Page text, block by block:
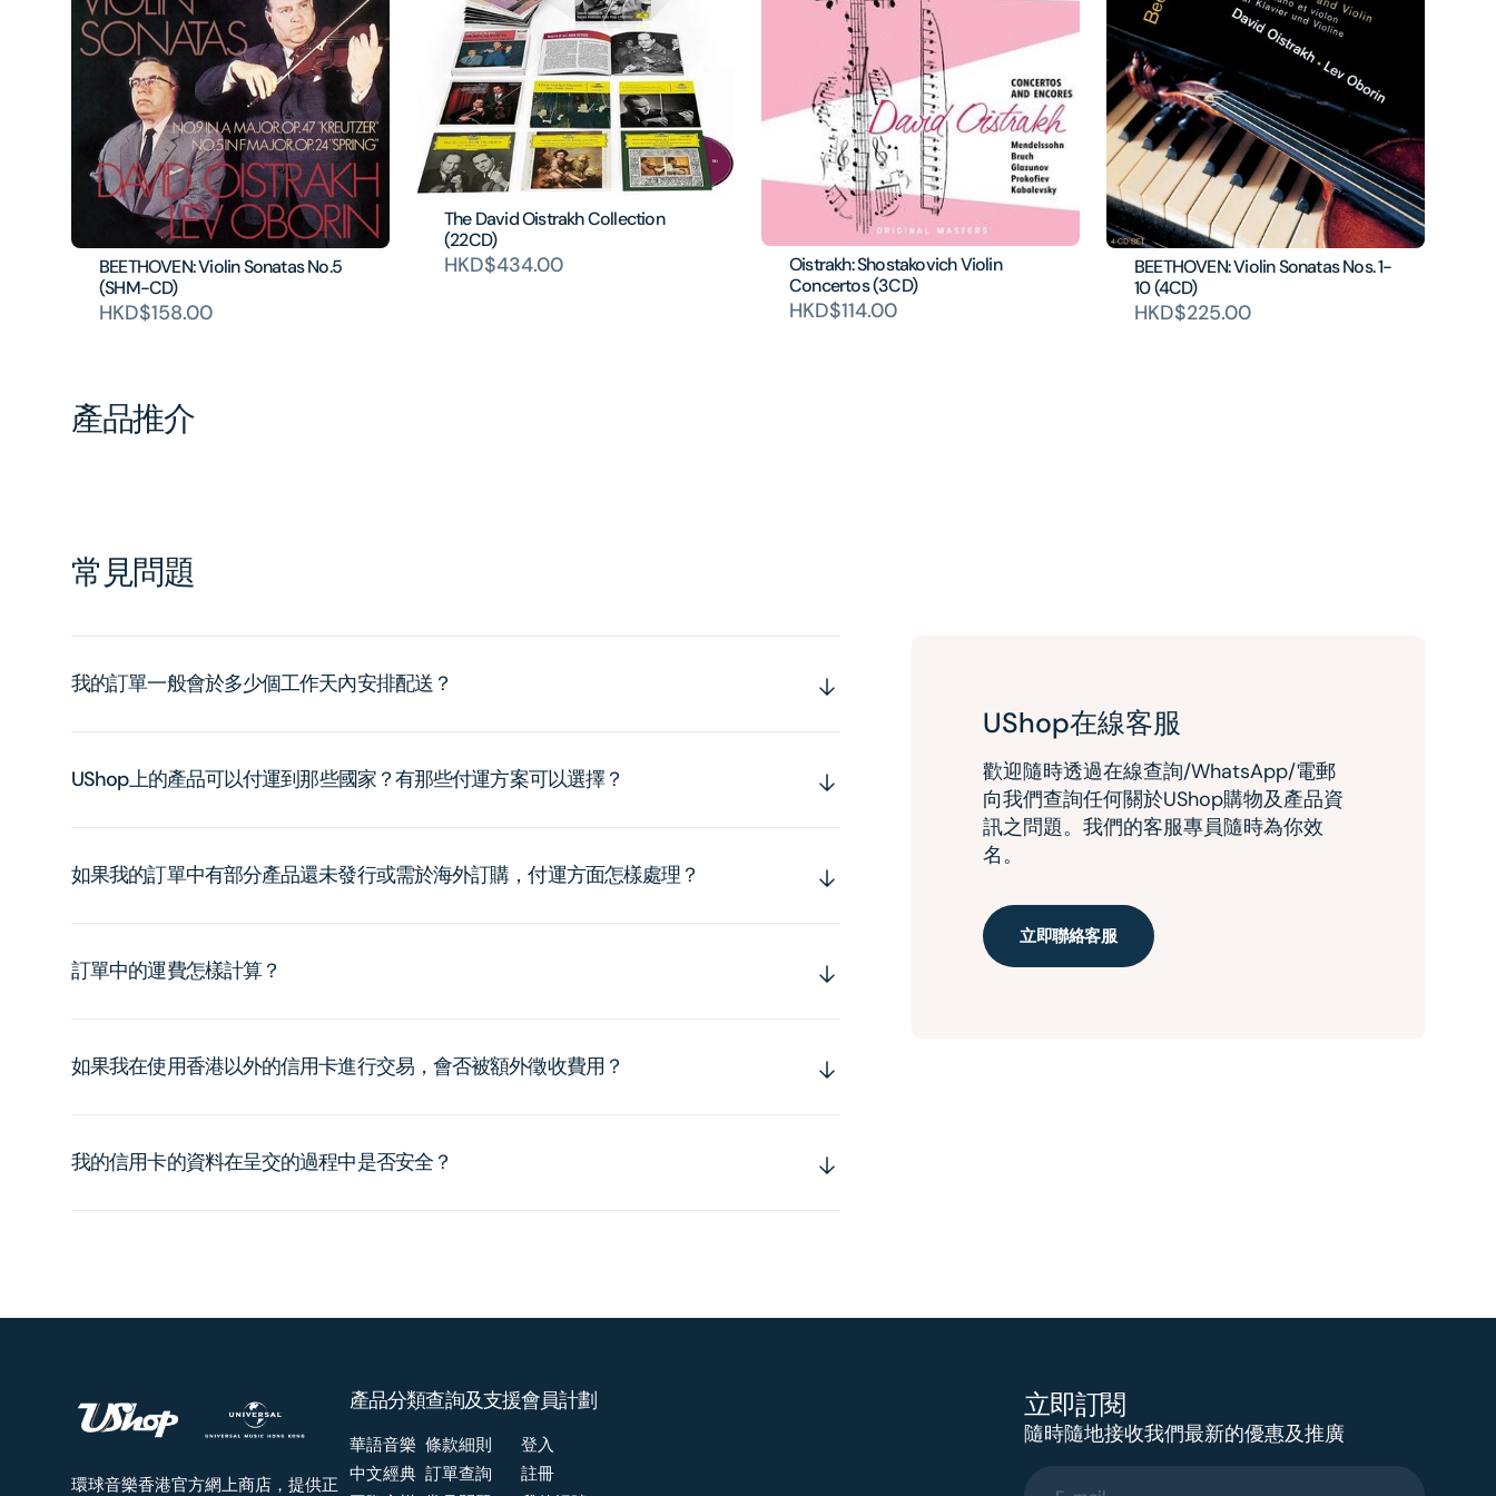
BEETHOVEN: Violin Sonatas No.5
(SHM-CD)
HKD$158.00
The David Oistrakh Collection
(22CD)
HKD$434.00
Oistrakh: Shostakovich Violin
Concertos (3CD)
HKD$114.00
BEETHOVEN: Violin Sonatas Nos. 1-
10 (4CD)
HKD$225.00
產品推介
常見問題
我的訂單一般會於多少個工作天內安排配送？
UShop上的產品可以付運到那些國家？有那些付運方案可以選擇？
如果我的訂單中有部分產品還未發行或需於海外訂購，付運方面怎樣處理？
訂單中的運費怎樣計算？
如果我在使用香港以外的信用卡進行交易，會否被額外徵收費用？
我的信用卡的資料在呈交的過程中是否安全？
UShop在線客服
歡迎隨時透過在線查詢/WhatsApp/電郵
向我們查詢任何關於UShop購物及產品資
訊之問題。我們的客服專員隨時為你效
名。
立即聯絡客服
環球音樂香港官方網上商店，提供正
產品分類
華語音樂
中文經典
查詢及支援
條款細則
訂單查詢
會員計劃
登入
註冊
立即訂閱
隨時隨地接收我們最新的優惠及推廣